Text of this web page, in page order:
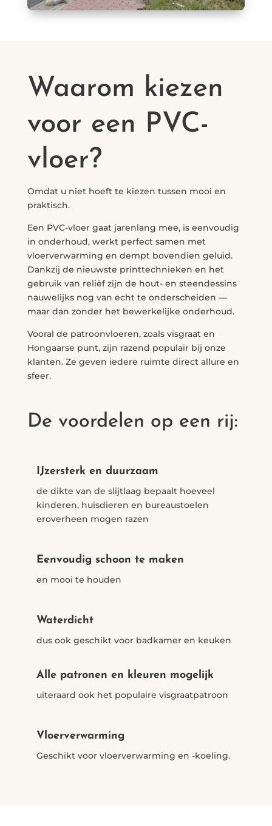
Waarom kiezen
voor een PVC-
vloer?
Omdat u niet hoeft te kiezen tussen mooi en
praktisch.
Een PVC-vloer gaat jarenlang mee, is eenvoudig
in onderhoud, werkt perfect samen met
vloerverwarming en dempt bovendien geluid.
Dankzij de nieuwste printtechnieken en het
gebruik van reliëf zijn de hout- en steendessins
nauwelijks nog van echt te onderscheiden —
maar dan zonder het bewerkelijke onderhoud.
Vooral de patroonvloeren, zoals visgraat en
Hongaarse punt, zijn razend populair bij onze
klanten. Ze geven iedere ruimte direct allure en
sfeer.
De voordelen op een rij:
IJzersterk en duurzaam
de dikte van de slijtlaag bepaalt hoeveel
kinderen, huisdieren en bureaustoelen
eroverheen mogen razen
Eenvoudig schoon te maken
en mooi te houden
Waterdicht
dus ook geschikt voor badkamer en keuken
Alle patronen en kleuren mogelijk
uiteraard ook het populaire visgraatpatroon
Vloerverwarming
Geschikt voor vloerverwarming en -koeling.